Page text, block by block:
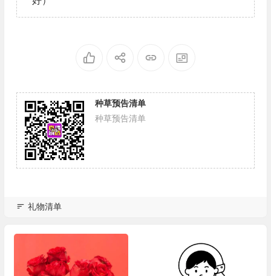
种草预告清单
种草预告清单
礼物清单